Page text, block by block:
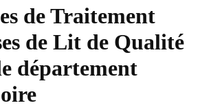
de Traitement
de Lit de Qualité
département